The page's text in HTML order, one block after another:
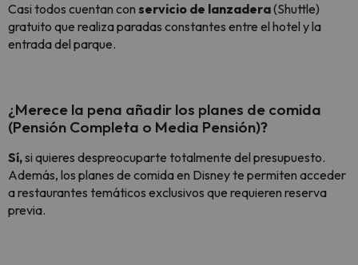
Casi todos cuentan con servicio de lanzadera(Shuttle)
gratuito que realiza paradas constantes entre el hotel y la
entrada del parque.
¿Merece la pena añadir los planes de comida
(Pensión Completa o Media Pensión)?
Sí,si quieres despreocuparte totalmente del presupuesto.
Además, los planes de comida en Disney te permiten acceder
a restaurantes temáticos exclusivos que requieren reserva
previa.